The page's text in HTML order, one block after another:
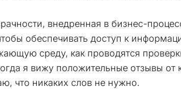
внедренная в бизнес-
обеспечивать доступ к
среду, как проводятся
я вижу положительные отзывы
что никаких слов не нужно.